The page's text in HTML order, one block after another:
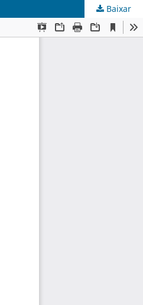
Baixar